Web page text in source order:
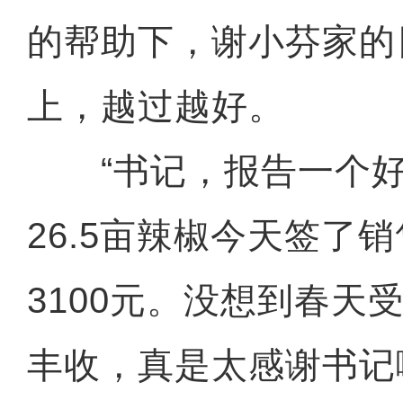
的帮助下，谢小芬家
上，越过越好。
“书记，报告一个好
26.5亩辣椒今天签了
3100元。没想到春天
丰收，真是太感谢书记